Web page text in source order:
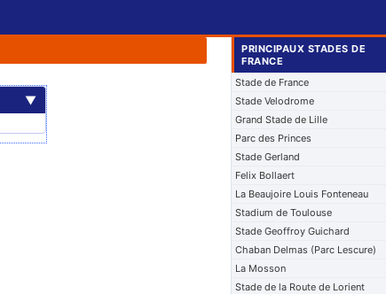
▼
PRINCIPAUX STADES DE
FRANCE
Stade de France
Stade Velodrome
Grand Stade de Lille
Parc des Princes
Stade Gerland
Felix Bollaert
La Beaujoire Louis Fonteneau
Stadium de Toulouse
Stade Geoffroy Guichard
Chaban Delmas (Parc Lescure)
La Mosson
Stade de la Route de Lorient